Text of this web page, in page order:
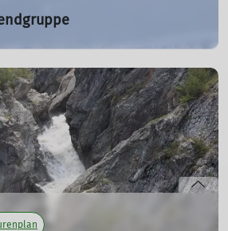
in den Schweizer Alpen? Ab ins
der Jugendgruppe!